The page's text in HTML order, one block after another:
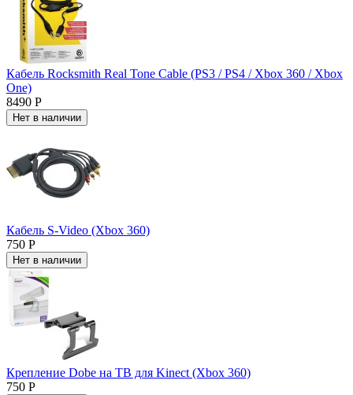
Кабель Rocksmith Real Tone Cable (PS3 / PS4 / Xbox 360 / Xbox
One)
8490 Р
Нет в наличии
Кабель S-Video (Xbox 360)
750 Р
Нет в наличии
Крепление Dobe на ТВ для Kinect (Xbox 360)
750 Р